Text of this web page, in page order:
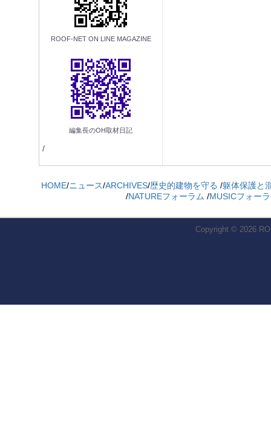
ROOF-NET ON LINE MAGAZINE
編集長のOH取材日記
/
HOME/ニュース/ARCHIVES/歴史的建物を守る /躯体保護と
/NATUREフォーラム /MUSICフォー
Copyright © 2026